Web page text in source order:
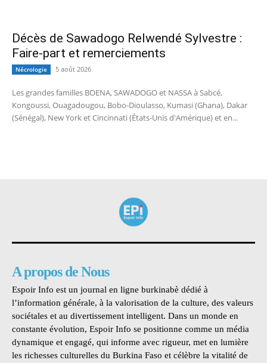
Décès de Sawadogo Relwendé Sylvestre :
Faire-part et remerciements
Nécrologie 5 août 2026
Les grandes familles BOENA, SAWADOGO et NASSA à Sabcé,
Kongoussi, Ouagadougou, Bobo-Dioulasso, Kumasi (Ghana), Dakar
(Sénégal), New York et Cincinnati (États-Unis d'Amérique) et en...
A propos de Nous
Espoir Info est un journal en ligne burkinabè dédié à
l’information générale, à la valorisation de la culture, des valeurs
sociétales et au divertissement intelligent. Dans un monde en
constante évolution, Espoir Info se positionne comme un média
dynamique et engagé, qui informe avec rigueur, met en lumière
les richesses culturelles du Burkina Faso et célèbre la vitalité de